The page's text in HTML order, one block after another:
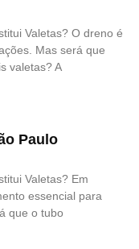
Valetas? O dreno é
Mas será que
valetas? A
Paulo
Valetas? Em
essencial para
que o tubo